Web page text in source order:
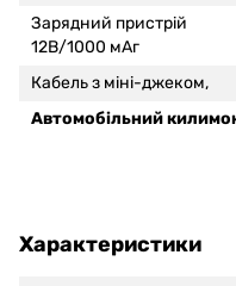
Зарядний пристрій
12В/1000 мАг
Кабель з міні-джеком,
Автомобільний
Характеристики